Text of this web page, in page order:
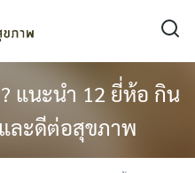
แนะนำ 12 ยี่ห้อ กิน
ละดีต่อสุขภาพ